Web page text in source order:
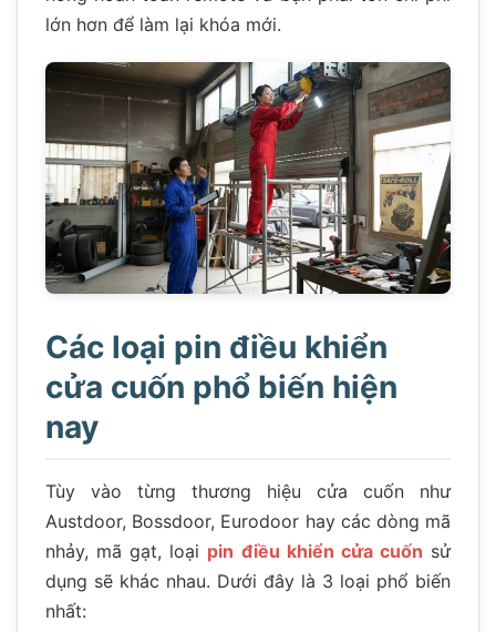
lớn hơn để làm lại khóa mới.
Các loại pin điều khiển
cửa cuốn phổ biến hiện
nay
Tùy vào từng thương hiệu cửa cuốn như
Austdoor, Bossdoor, Eurodoor hay các dòng mã
nhảy, mã gạt, loại pin điều khiển cửa cuốn sử
dụng sẽ khác nhau. Dưới đây là 3 loại phổ biến
nhất: